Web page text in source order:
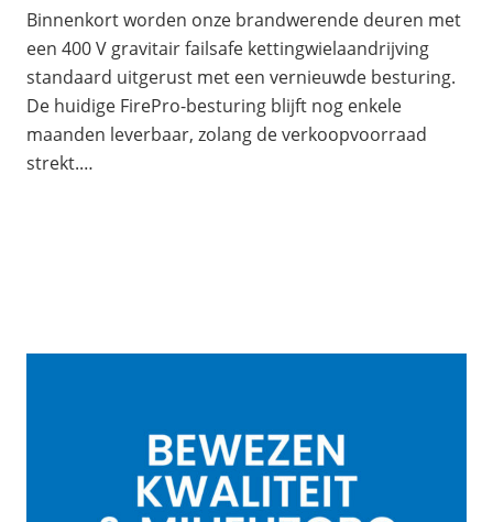
Binnenkort worden onze brandwerende deuren met
een 400 V gravitair failsafe kettingwielaandrijving
standaard uitgerust met een vernieuwde besturing.
De huidige FirePro-besturing blijft nog enkele
maanden leverbaar, zolang de verkoopvoorraad
strekt.…